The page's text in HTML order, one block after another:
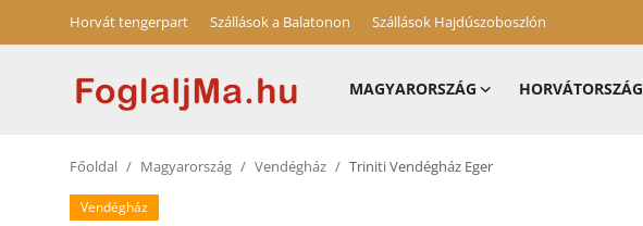
Horvát tengerpart Szállások a Balatonon Szállások Hajdúszoboszlón
MAGYARORSZÁG HORVÁTORSZÁG
Főoldal Magyarország Vendégház Triniti Vendégház Eger
Vendégház